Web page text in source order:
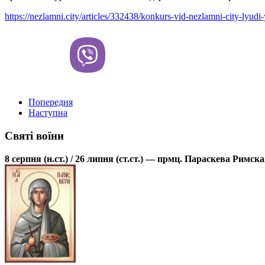
https://nezlamni.city/articles/332438/konkurs-vid-nezlamni-city-
Попередня
Наступна
Святі воїни
8 серпня (н.ст.) / 26 липня (ст.ст.) — прмц. Параскева